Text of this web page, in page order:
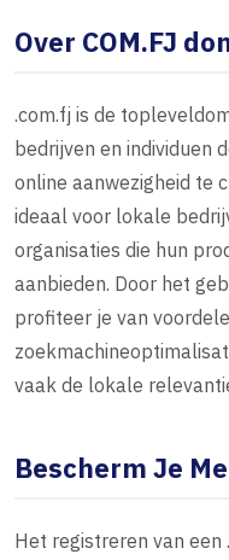
Over COM.FJ
.com.fj is de
bedrijven en individuen
online aanwezigheid te
ideaal voor lokale
organisaties die hun
aanbieden. Door het
profiteer je van
vaak de lokale
Bescherm Je
Het registreren van een